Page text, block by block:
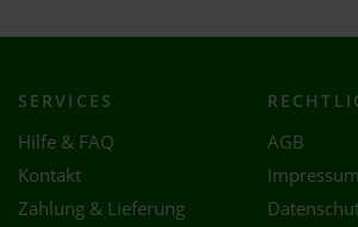
SERVICES
Hilfe & FAQ
Kontakt
Zahlung & Lieferung
AGB
Impressum